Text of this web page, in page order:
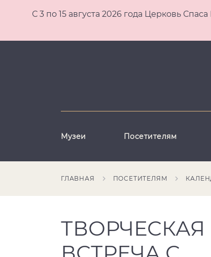
С 3 по 15 августа 2026 года Церковь
Музеи Посетителям
ГЛАВНАЯ ПОСЕТИТЕЛЯМ
ТВОРЧЕСКАЯ